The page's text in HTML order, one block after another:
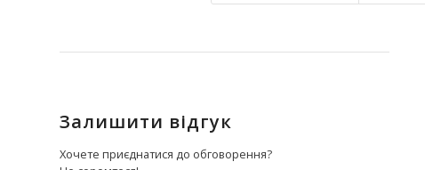
Залишити відгук
Хочете приєднатися до обговорення?